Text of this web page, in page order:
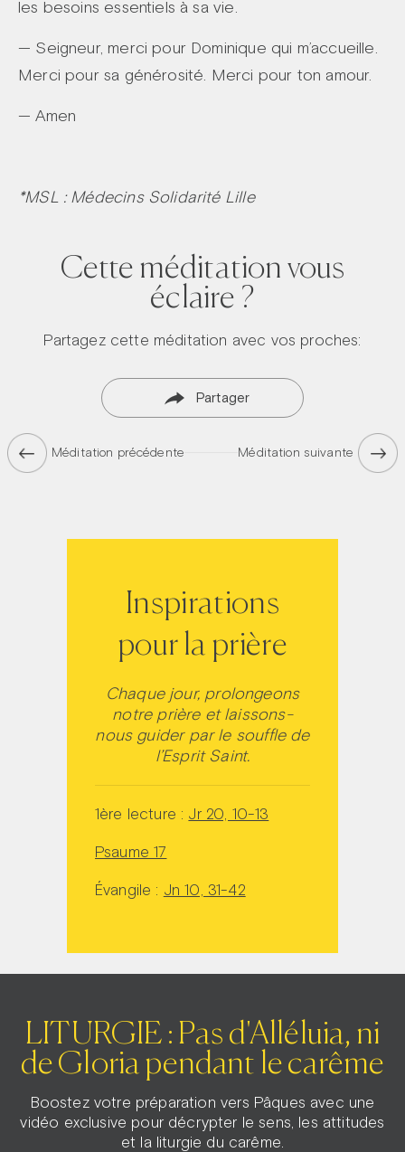
les besoins essentiels à sa vie.
— Seigneur, merci pour Dominique qui m’accueille.
Merci pour sa générosité. Merci pour ton amour.
— Amen
*MSL : Médecins Solidarité Lille
Cette méditation vous
éclaire ?
Partagez cette méditation avec vos proches:
Partager
Méditation précédente Méditation suivante
Inspirations
pour la prière
Chaque jour, prolongeons
notre prière et laissons-
nous guider par le souffle de
l’Esprit Saint.
1ère lecture : Jr 20, 10-13
Psaume 17
Évangile : Jn 10, 31-42
LITURGIE : Pas d'Alléluia, ni
de Gloria pendant le carême
Boostez votre préparation vers Pâques avec une
vidéo exclusive pour décrypter le sens, les attitudes
et la liturgie du carême.